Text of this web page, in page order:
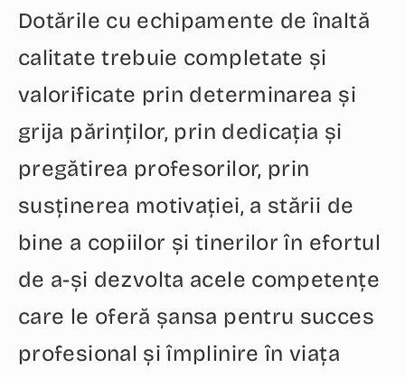
Dotările cu echipamente de înaltă
calitate trebuie completate și
valorificate prin determinarea și
grija părinților, prin dedicația și
pregătirea profesorilor, prin
susținerea motivației, a stării de
bine a copiilor și tinerilor în efortul
de a-și dezvolta acele competențe
care le oferă șansa pentru succes
profesional și împlinire în viața